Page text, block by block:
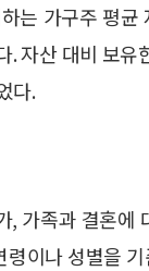
는 가구주 평균
자산 대비 보유
다.
, 가족과 결혼에
이나 성별을